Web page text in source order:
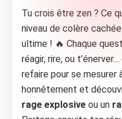
Tu crois être zen ? Ce
niveau de colère
ultime ! 🔥 Chaque
réagir, rire, ou
refaire pour se mesurer
honnêtement et
rage explosive ou un